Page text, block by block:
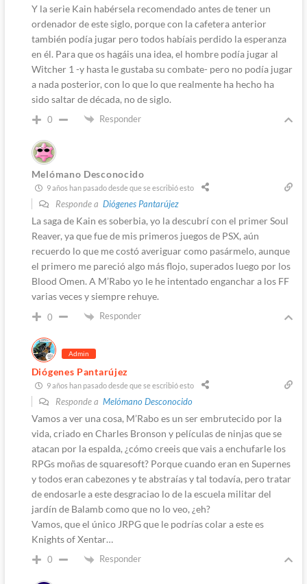
Y la serie Kain habérsela recomendado antes de tener un
ordenador de este siglo, porque con la cafetera anterior
también podía jugar pero todos habíais perdido la esperanza
en él. Para que os hagáis una idea, el hombre podía jugar al
Witcher 1 -y hasta le gustaba su combate- pero no podía jugar
a nada posterior, con lo que lo que realmente ha hecho ha
sido saltar de década, no de siglo.
0 Responder
Melómano Desconocido
9 años han pasado desde que se escribió esto
Responde a Diógenes Pantarújez
La saga de Kain es soberbia, yo la descubrí con el primer Soul
Reaver, ya que fue de mis primeros juegos de PSX, aún
recuerdo lo que me costó averiguar como pasármelo, aunque
el primero me pareció algo más flojo, superados luego por los
Blood Omen. A M’Rabo yo le he intentado enganchar a los FF
varias veces y siempre rehuye.
0 Responder
Admin
Diógenes Pantarújez
9 años han pasado desde que se escribió esto
Responde a Melómano Desconocido
Vamos a ver una cosa, M’Rabo es un ser embrutecido por la
vida, criado en Charles Bronson y películas de ninjas que se
atacan por la espalda, ¿cómo creeis que vais a enchufarle los
RPGs moñas de squaresoft? Porque cuando eran en Supernes
y todos eran cabezones y te abstraías y tal todavía, pero tratar
de endosarle a este desgraciao lo de la escuela militar del
jardín de Balamb como que no lo veo, ¿eh?
Vamos, que el único JRPG que le podrías colar a este es
Knights of Xentar…
0 Responder